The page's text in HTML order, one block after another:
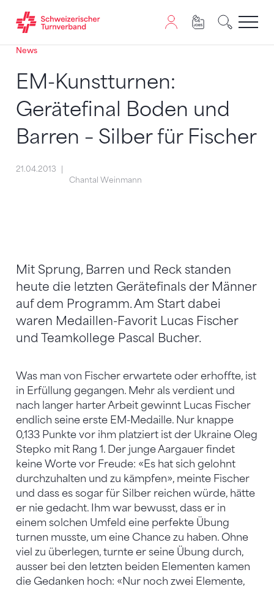
Zum Inhalt springen
Zur Sitemap navigieren
Zum Navigieren dieser Seite wird JavaScript benötigt.
News
EM-Kunstturnen:
Gerätefinal Boden und
Barren – Silber für Fischer
21.04.2013
Chantal Weinmann
Mit Sprung, Barren und Reck standen
heute die letzten Gerätefinals der Männer
auf dem Programm. Am Start dabei
waren Medaillen-Favorit Lucas Fischer
und Teamkollege Pascal Bucher.
Was man von Fischer erwartete oder erhoffte, ist
in Erfüllung gegangen. Mehr als verdient und
nach langer harter Arbeit gewinnt Lucas Fischer
endlich seine erste EM-Medaille. Nur knappe
0,133 Punkte vor ihm platziert ist der Ukraine Oleg
Stepko mit Rang 1. Der junge Aargauer findet
keine Worte vor Freude: «Es hat sich gelohnt
durchzuhalten und zu kämpfen», meinte Fischer
und dass es sogar für Silber reichen würde, hätte
er nie gedacht. Ihm war bewusst, dass er in
einem solchen Umfeld eine perfekte Übung
turnen musste, um eine Chance zu haben. Ohne
viel zu überlegen, turnte er seine Übung durch,
ausser bei den letzten beiden Elementen kamen
die Gedanken hoch: «Nur noch zwei Elemente,